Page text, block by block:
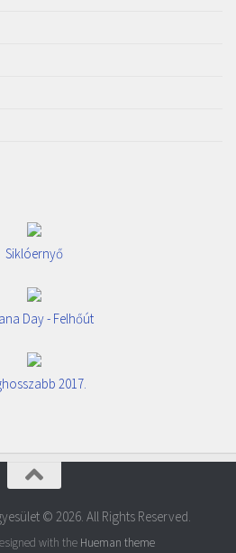
Siklóernyő
Day - Felhőút
2017.
© 2026. All Rights Reserved.
with the Hueman theme